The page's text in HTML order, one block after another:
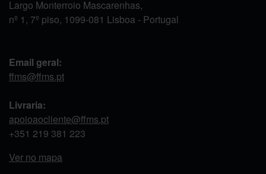
Largo Monterroio Mascarenhas,
nº 1, 7º piso, 1099-081 Lisboa - Portugal
Email geral:
ffms@ffms.pt
Livraria:
apoioaocliente@ffms.pt
+351 219 381 223
Ver no mapa